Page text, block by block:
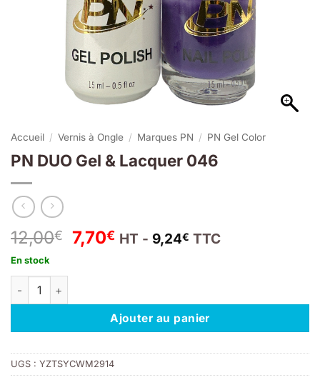
Accueil / Vernis à Ongle / Marques PN / PN Gel Color
PN DUO Gel & Lacquer 046
12,00€
Le
prix
12,00€.
7,70€Le
7,70€.
HT - 9,24€ TTC
En stock
quantité de PN DUO Gel & Lacquer 046
Ajouter au panier
UGS : YZTSYCWM2914